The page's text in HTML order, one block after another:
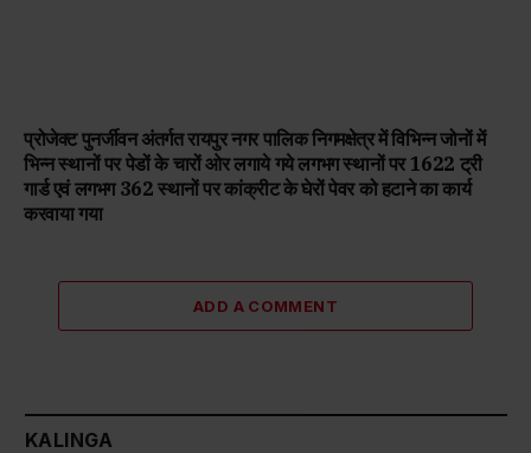
प्रोजेक्ट पुनर्जीवन अंतर्गत रायपुर नगर पालिक निगमक्षेत्र में विभिन्न जोनों में
भिन्न स्थानों पर पेडों के चारों ओर लगाये गये लगभग स्थानों पर 1622 ट्री
गार्ड एवं लगभग 362 स्थानों पर कांक्रीट के घेरों पेवर को हटाने का कार्य
करवाया गया
ADD A COMMENT
KALINGA